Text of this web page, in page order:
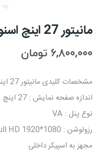
مانیتور 27 اینچ اسنوا مدل S27TB300
6,800,000 تومان
مشخصات کلیدی مانیتور 27 اینچ اسنوا مدل S27TB300 :
اندازه صفحه نمایش : 27 اینچ
نوع پنل : VA
رزولوشن : 1080*1920 Full HD
مجهز به اسپیکر داخلی